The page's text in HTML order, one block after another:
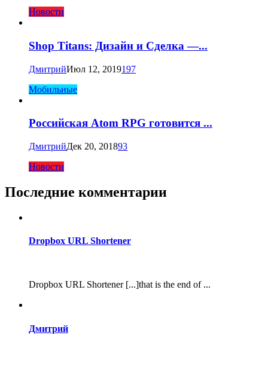
Новости
Shop Titans: Дизайн и Сделка —...
ДмитрийИюл 12, 2019197
Мобильные
Российская Atom RPG готовится ...
ДмитрийДек 20, 201893
Новости
Последние комментарии
Dropbox URL Shortener
Dropbox URL Shortener [...]that is the end of ...
Дмитрий